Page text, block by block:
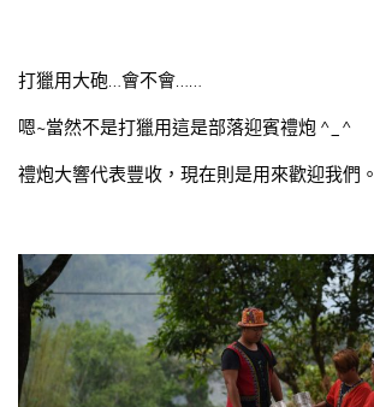
打獵用大砲…會不會……
嗯~當然不是打獵用這是部落迎賓禮炮 ^_^
禮炮大響代表豐收，現在則是用來歡迎我們。